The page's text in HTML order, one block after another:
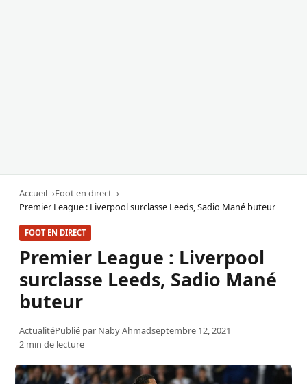
Accueil
Foot en direct
Premier League : Liverpool surclasse Leeds, Sadio Mané buteur
FOOT EN DIRECT
Premier League : Liverpool
surclasse Leeds, Sadio Mané
buteur
ActualitéPublié par Naby Ahmadseptembre 12, 2021
2 min de lecture